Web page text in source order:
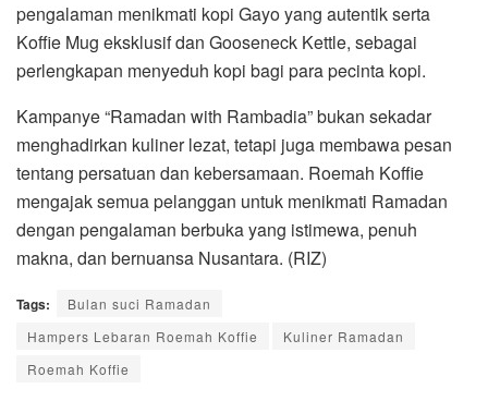
pengalaman menikmati kopi Gayo yang autentik serta
Koffie Mug eksklusif dan Gooseneck Kettle, sebagai
perlengkapan menyeduh kopi bagi para pecinta kopi.
Kampanye “Ramadan with Rambadia” bukan sekadar
menghadirkan kuliner lezat, tetapi juga membawa pesan
tentang persatuan dan kebersamaan. Roemah Koffie
mengajak semua pelanggan untuk menikmati Ramadan
dengan pengalaman berbuka yang istimewa, penuh
makna, dan bernuansa Nusantara. (RIZ)
Tags:
Bulan suci Ramadan
Hampers Lebaran Roemah Koffie
Kuliner Ramadan
Roemah Koffie